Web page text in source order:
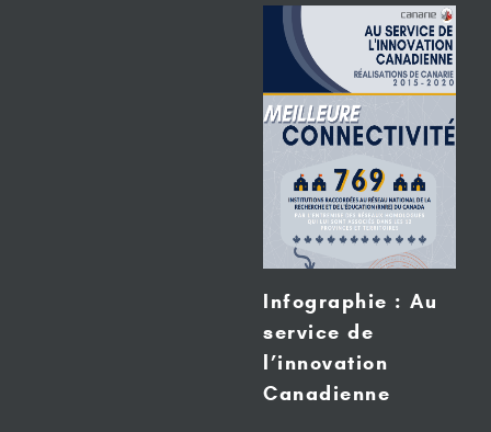
Infographie : Au
service de
l’innovation
Canadienne